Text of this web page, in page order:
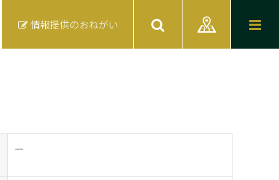
情報提供のおねがい
ー